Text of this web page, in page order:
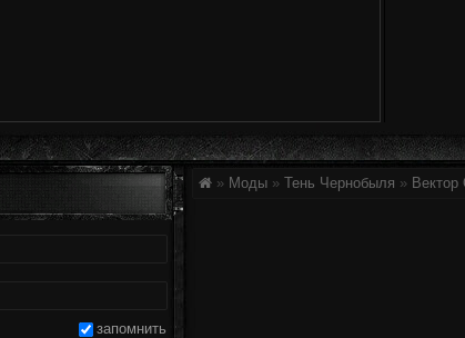
» Моды » Тень Чернобыля » Вектор
запомнить